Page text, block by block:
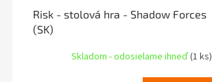
Risk - stolová hra - Shadow Forces
(SK)
Skladom - odosielame ihneď(1 ks)